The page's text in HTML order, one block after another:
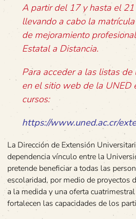
A partir del 17 y hasta el
llevando a cabo la
de mejoramiento
Estatal a Distancia.
Para acceder a las listas de
en el sitio web de la UNED
cursos:
https://www.uned.ac.cr/
La Dirección de Extensión
dependencia vínculo entre la
pretende beneficiar a todas las
escolaridad, por medio de proyectos
a la medida y una oferta
fortalecen las capacidades de los